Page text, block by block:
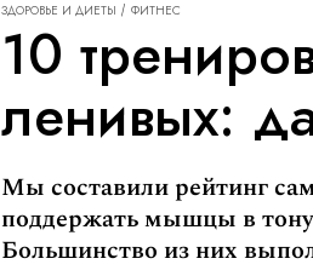
ЗДОРОВЬЕ И ДИЕТЫ ФИТНЕС
10
ленивых:
Мы составили рейтинг
поддержать мышцы в
Большинство из них